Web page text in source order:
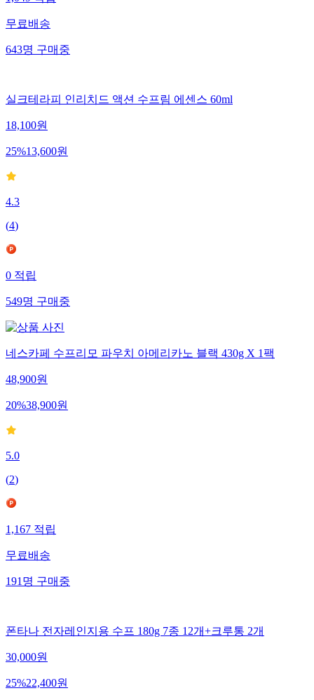
무료배송
643명 구매중
실크테라피 인리치드 액션 수프림 에센스 60ml
18,100원
25%13,600원
4.3
(4)
0 적립
549명 구매중
네스카페 수프리모 파우치 아메리카노 블랙 430g X 1팩
48,900원
20%38,900원
5.0
(2)
1,167 적립
무료배송
191 명 구매중
폰타나 전자레인지용 수프 180g 7종 12개+크루통 2개
30,000원
25%22,400원